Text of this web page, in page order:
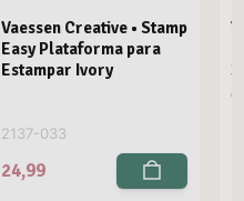
Vaessen Creative • Stamp
Easy Plataforma para
Estampar Ivory
2137-033
24,99